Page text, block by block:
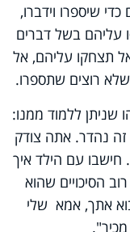
שיספרו וידברו,
עליהם בשל דברים
תצחקו עליהם, אל
רוצים שתספרו.
שניתן ללמוד ממנו:
נהדר. אתה צודק
עם הילד איך
הסיכויים שהוא
אתך, אמא שלי